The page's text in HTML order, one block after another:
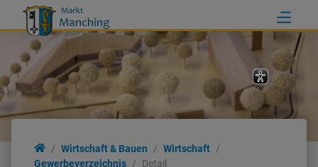
Wirtschaft & Bauen
Wirtschaft
Gewerbeverzeichnis
Detail